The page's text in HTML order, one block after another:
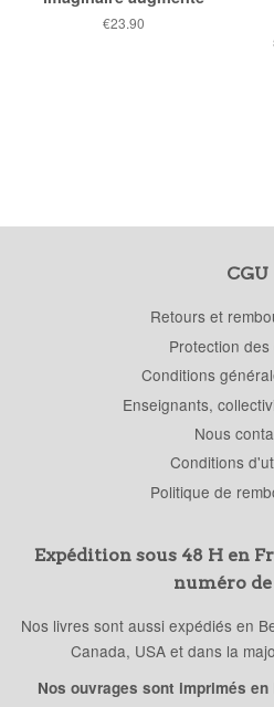
Prix
€23.90
CGU
Retours et
Protection
Conditions
Enseignants,
Nous
Conditions
Politique de
Expédition sous 48 H en
numéro
Nos livres sont aussi expédiés en
Canada, USA et dans la
Nos ouvrages sont imprimés